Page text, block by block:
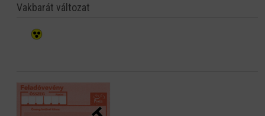
Vakbarát változat